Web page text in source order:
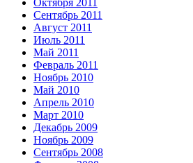
Сентябрь 2011
Август 2011
Июль 2011
Май 2011
Февраль 2011
Ноябрь 2010
Май 2010
Апрель 2010
Март 2010
Декабрь 2009
Ноябрь 2009
Сентябрь 2008